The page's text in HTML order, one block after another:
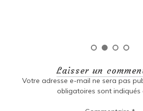
Laisser un
Votre adresse e-mail ne sera pas
obligatoires sont indiqués